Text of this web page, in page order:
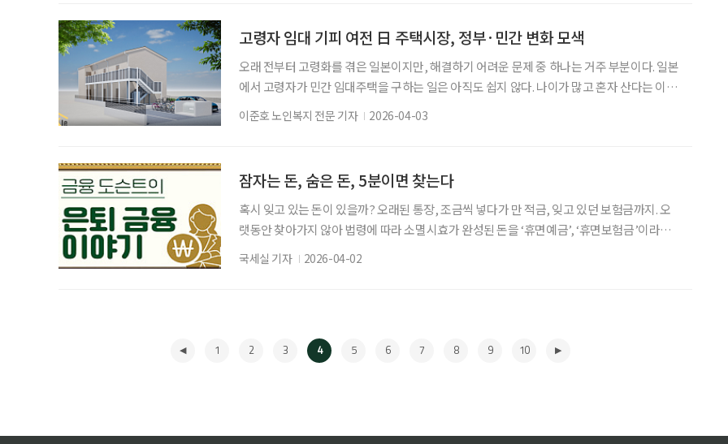
고령자 임대 기피 여전 日 주택시장, 정부·민간 변화 모색
오래 전부터 고령화를 겪은 일본이지만, 해결하기 어려운 문제 중 하나는 거주 부분이다. 일본
에서 고령자가 민간 임대주택을 구하는 일은 아직도 쉽지 않다. 나이가 많고 혼자 산다는 이유
만으로 입주를 꺼리는 분위기가 남아 있어서다. 일본 정부는 이런 현실을 반영해, 고령자 등이
집을 구하기 어렵지 않도록 돕는 주택 안전망 제도를 손질해 왔다. 최근에는 집주인들이 특히
이준호 노인복지 전문 기자 2026-04-03
잠자는 돈, 숨은 돈, 5분이면 찾는다
혹시 잊고 있는 돈이 있을까? 오래된 통장, 조금씩 넣다가 만 적금, 잊고 있던 보험금까지. 오
랫동안 찾아가지 않아 법령에 따라 소멸시효가 완성된 돈을 ‘휴면예금’, ‘휴면보험금’이라고
한다. 하지만 정작 본인은 이 돈의 존재를 모르는 경우가 많다. 서민금융진흥원에 따르면, 지
난해 약 3732억 원의 휴면예금이 권리자에게 돌아갔다. 총 65만 8000건으로 건당 평균 56만
국세실 기자 2026-04-02
1 2 3 4 5 6 7 8 9 10